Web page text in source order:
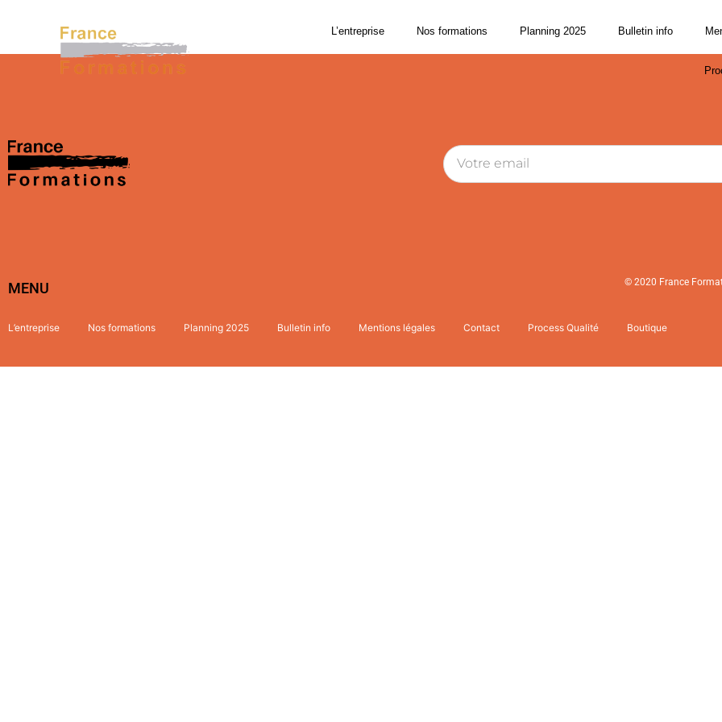
L’entreprise Nos formations Planning 2025 Bulletin info
MENU © 2020 France
L’entreprise Nos formations Planning 2025 Bulletin info Mentions légales Contact Process Qualité Boutique